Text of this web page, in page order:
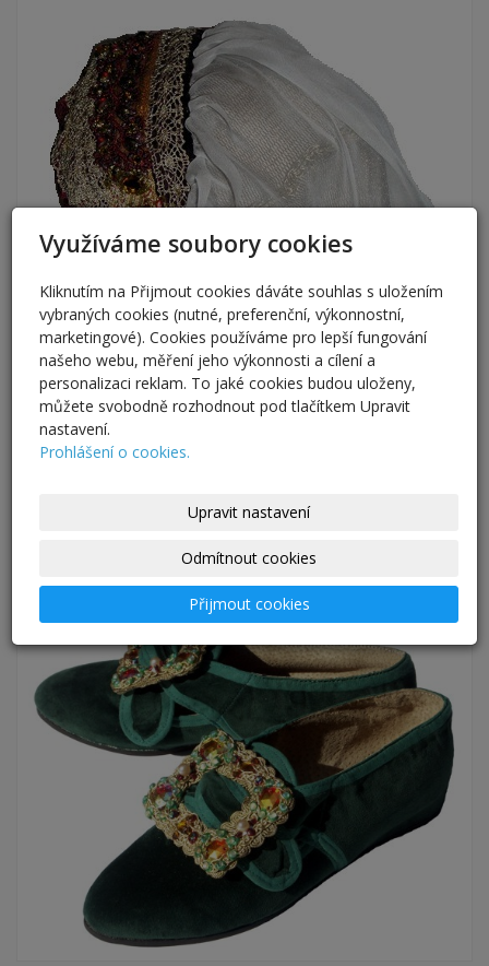
Využíváme soubory cookies
Kliknutím na Přijmout cookies dáváte souhlas s uložením
vybraných cookies (nutné, preferenční, výkonnostní,
marketingové). Cookies používáme pro lepší fungování
našeho webu, měření jeho výkonnosti a cílení a
personalizaci reklam. To jaké cookies budou uloženy,
můžete svobodně rozhodnout pod tlačítkem Upravit
nastavení.
Prohlášení o cookies.
Upravit nastavení
Odmítnout cookies
Přijmout cookies